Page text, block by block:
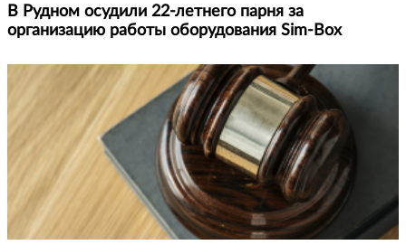
В Рудном осудили 22-летнего парня за
организацию работы оборудования Sim-Box